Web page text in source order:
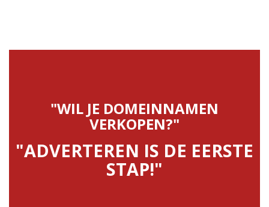
"WIL JE DOMEINNAMEN
VERKOPEN?"
"ADVERTEREN IS DE EERSTE
STAP!"